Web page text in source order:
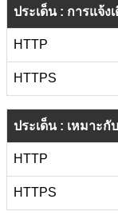
ประเด็น : การแจ้ง
HTTP
HTTPS
ประเด็น : เหมาะกั
HTTP
HTTPS